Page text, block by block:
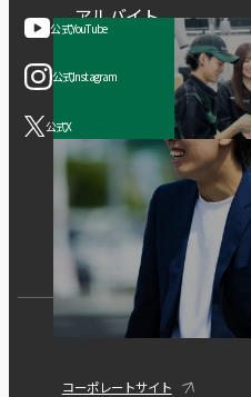
アルバイト
公式YouTube
公式Instagram
公式X
コーポレートサイト